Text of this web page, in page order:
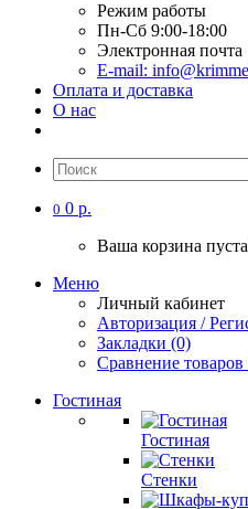
Режим работы
Пн-Сб 9:00-18:00
Электронная почта
E-mail:
Оплата и доставка
О нас
0 0 р.
Ваша корзина
Меню
Личный кабинет
Авторизация /
Закладки (0)
Сравнение товаров
Гостиная
Гостиная
Стенки